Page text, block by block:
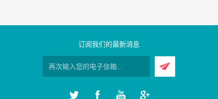
订阅我们的最新消息